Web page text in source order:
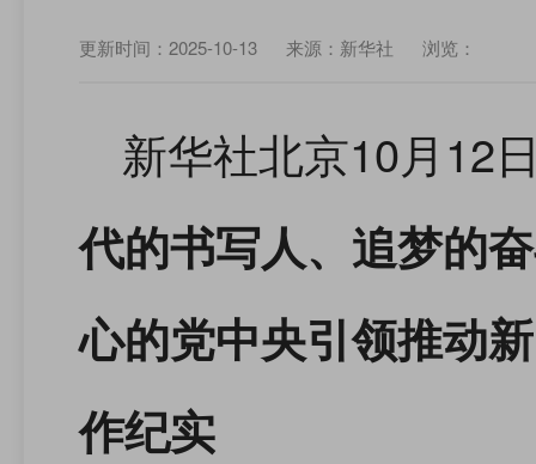
更新时间：2025-10-13 来源：新华社 浏览：
新华社北京10月12
代的书写人、追梦的
心的党中央引领推动
作纪实